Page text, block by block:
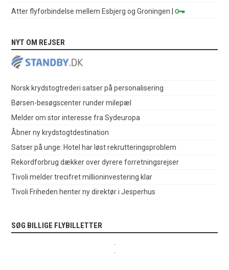
Atter flyforbindelse mellem Esbjerg og Groningen |
NYT OM REJSER
Norsk krydstogtrederi satser på personalisering
Børsen-besøgscenter runder milepæl
Melder om stor interesse fra Sydeuropa
Åbner ny krydstogtdestination
Satser på unge: Hotel har løst rekrutteringsproblem
Rekordforbrug dækker over dyrere forretningsrejser
Tivoli melder trecifret millioninvestering klar
Tivoli Friheden henter ny direktør i Jesperhus
SØG BILLIGE FLYBILLETTER